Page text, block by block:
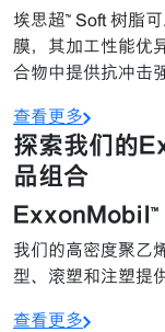
埃思超™ Soft 树脂
膜，其加工性能优
合物中提供抗冲击
查看更多
探索我们的
品组合
ExxonMobil™
我们的高密度聚乙
型、滚塑和注塑提
查看更多